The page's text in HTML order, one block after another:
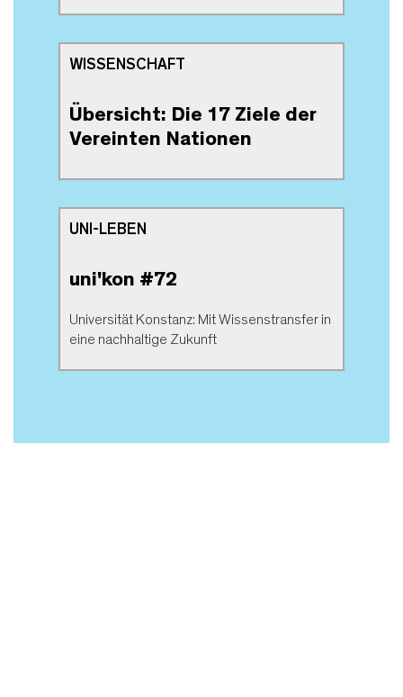
WISSENSCHAFT
Übersicht: Die 17 Ziele der
Vereinten Nationen
UNI-LEBEN
uni'kon #72
Universität Konstanz: Mit Wissenstransfer in
eine nachhaltige Zukunft